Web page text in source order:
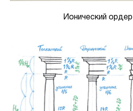
Ионический ордер